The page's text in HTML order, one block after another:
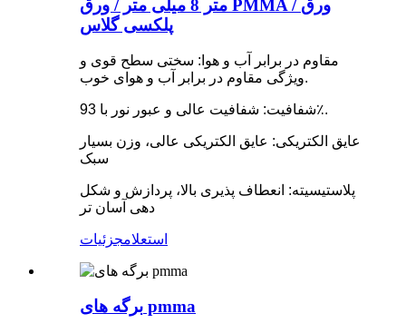
متر 8 میلی متر / ورق PMMA / ورق
پلکسی گلاس
مقاوم در برابر آب و هوا: سختی سطح قوی و
ویژگی مقاوم در برابر آب و هوای خوب.
شفافیت: شفافیت عالی و عبور نور با 93٪.
عایق الکتریکی: عایق الکتریکی عالی، وزن بسیار
سبک
پلاستیسیته: انعطاف پذیری بالا، پردازش و شکل
دهی آسان تر
استعلامجزئیات
برگه های pmma